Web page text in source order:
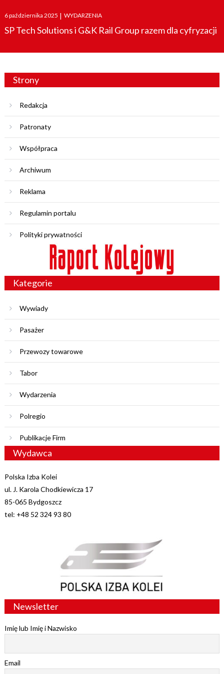
Posted
on
6 października 2025 | WYDARZENIA
SP Tech Solutions i G&K Rail Group razem dla cyfryzacji
Strony
Redakcja
Patronaty
Współpraca
Archiwum
Reklama
Regulamin portalu
Polityki prywatności
Kategorie
Wywiady
Pasażer
Przewozy towarowe
Tabor
Wydarzenia
Polregio
Publikacje Firm
Wydawca
Polska Izba Kolei
ul. J. Karola Chodkiewicza 17
85-065 Bydgoszcz
tel: +48 52 324 93 80
Newsletter
Imię lub Imię i Nazwisko
Email